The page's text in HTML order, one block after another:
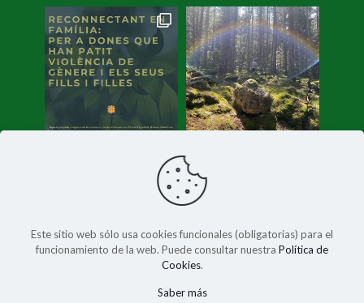
Síguenos en Instagram
Este sitio web sólo usa cookies funcionales (obligatorias) para el
funcionamiento de la web. Puede consultar nuestra Política de
Cookies.
Saber más